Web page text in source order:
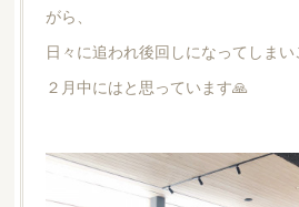
がら、
日々に追われ後回しになってしまい
２月中にはと思っています🙏